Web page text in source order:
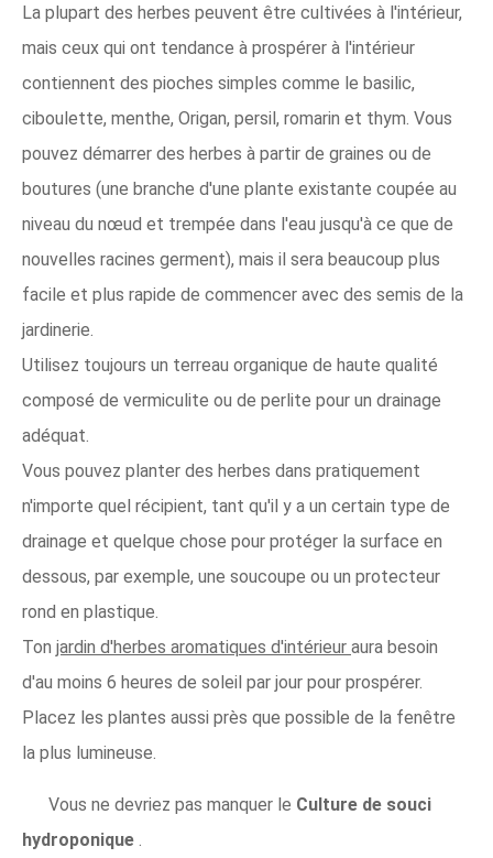
La plupart des herbes peuvent être cultivées à l'intérieur,
mais ceux qui ont tendance à prospérer à l'intérieur
contiennent des pioches simples comme le basilic,
ciboulette, menthe, Origan, persil, romarin et thym. Vous
pouvez démarrer des herbes à partir de graines ou de
boutures (une branche d'une plante existante coupée au
niveau du nœud et trempée dans l'eau jusqu'à ce que de
nouvelles racines germent), mais il sera beaucoup plus
facile et plus rapide de commencer avec des semis de la
jardinerie.
Utilisez toujours un terreau organique de haute qualité
composé de vermiculite ou de perlite pour un drainage
adéquat.
Vous pouvez planter des herbes dans pratiquement
n'importe quel récipient, tant qu'il y a un certain type de
drainage et quelque chose pour protéger la surface en
dessous, par exemple, une soucoupe ou un protecteur
rond en plastique.
Ton jardin d'herbes aromatiques d'intérieur aura besoin
d'au moins 6 heures de soleil par jour pour prospérer.
Placez les plantes aussi près que possible de la fenêtre
la plus lumineuse.
Vous ne devriez pas manquer le Culture de souci
hydroponique